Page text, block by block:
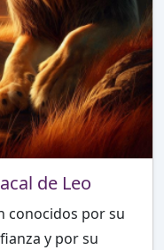
de Leo
conocidos por su
y por su